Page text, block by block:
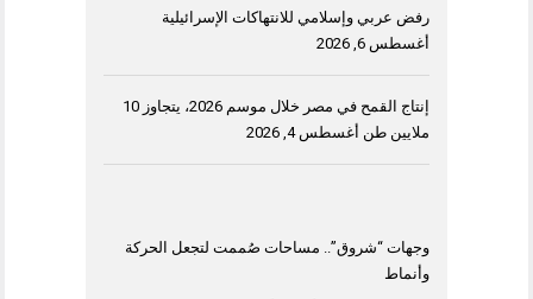
رفض عربي وإسلامي للانتهاكات الإسرائيلية
أغسطس 6, 2026
إنتاج القمح في مصر خلال موسم 2026، يتجاوز 10
ملايين طن أغسطس 4, 2026
وجهات “شروق”.. مساحات صُممت لتجعل الحركة
وأنماط